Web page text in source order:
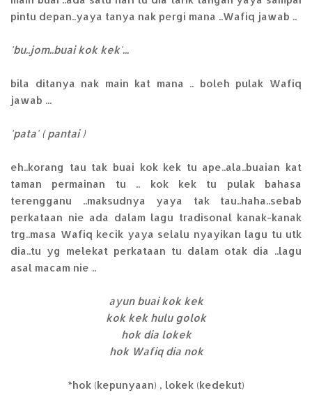
pintu depan..yaya tanya nak pergi mana ..Wafiq jawab ..
'bu..jom..buai kok kek'...
bila ditanya nak main kat mana .. boleh pulak Wafiq
jawab ...
'pata' ( pantai )
eh..korang tau tak buai kok kek tu ape..ala..buaian kat
taman permainan tu .. kok kek tu pulak bahasa
terengganu ..maksudnya yaya tak tau..haha..sebab
perkataan nie ada dalam lagu tradisonal kanak-kanak
trg..masa Wafiq kecik yaya selalu nyayikan lagu tu utk
dia..tu yg melekat perkataan tu dalam otak dia ..lagu
asal macam nie ..
ayun buai kok kek
kok kek hulu golok
hok dia lokek
hok Wafiq dia nok
*hok (kepunyaan) , lokek (kedekut)